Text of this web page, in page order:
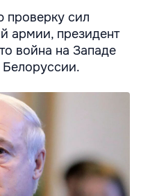
сил
армии, президент
война на Западе
Белоруссии.